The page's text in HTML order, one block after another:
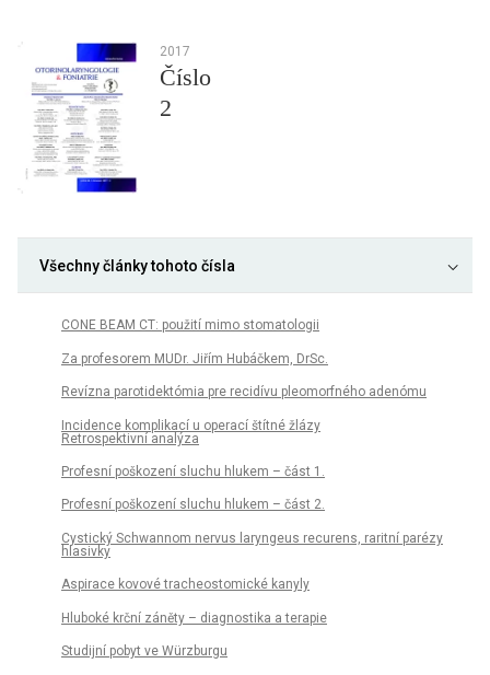
2017
Číslo
2
Všechny články tohoto čísla
CONE BEAM CT: použití mimo stomatologii
Za profesorem MUDr. Jiřím Hubáčkem, DrSc.
Revízna parotidektómia pre recidívu pleomorfného adenómu
Incidence komplikací u operací štítné žlázy
Retrospektivní analýza
Profesní poškození sluchu hlukem – část 1.
Profesní poškození sluchu hlukem – část 2.
Cystický Schwannom nervus laryngeus recurens, raritní parézy
hlasivky
Aspirace kovové tracheostomické kanyly
Hluboké krční záněty – diagnostika a terapie
Studijní pobyt ve Würzburgu